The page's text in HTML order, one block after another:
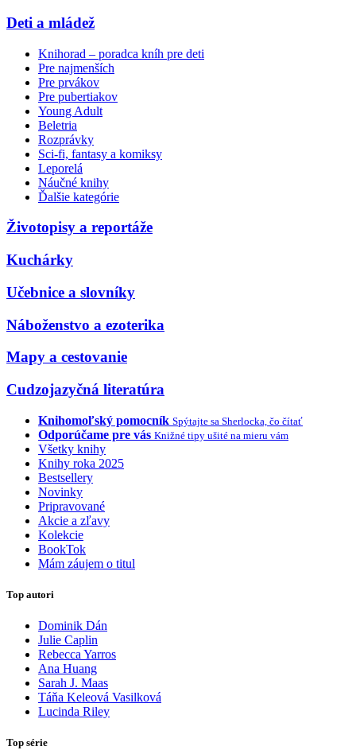
Deti a mládež
Knihorad – poradca kníh pre deti
Pre najmenších
Pre prvákov
Pre pubertiakov
Young Adult
Beletria
Rozprávky
Sci-fi, fantasy a komiksy
Leporelá
Náučné knihy
Ďalšie kategórie
Životopisy a reportáže
Kuchárky
Učebnice a slovníky
Náboženstvo a ezoterika
Mapy a cestovanie
Cudzojazyčná literatúra
Knihomoľský pomocník Spýtajte sa Sherlocka, čo čítať
Odporúčame pre vás Knižné tipy ušité na mieru vám
Všetky knihy
Knihy roka 2025
Bestsellery
Novinky
Pripravované
Akcie a zľavy
Kolekcie
BookTok
Mám záujem o titul
Top autori
Dominik Dán
Julie Caplin
Rebecca Yarros
Ana Huang
Sarah J. Maas
Táňa Keleová Vasilková
Lucinda Riley
Top série